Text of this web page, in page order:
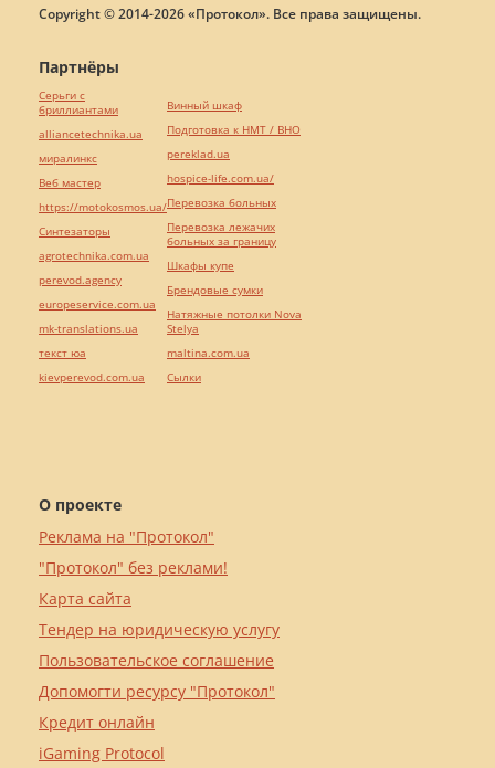
Copyright © 2014-2026 «Протокол». Все права защищены.
О проекте
Реклама на "Протокол"
"Протокол" без реклами!
Карта сайта
Тендер на юридическую услугу
Пользовательское соглашение
Допомогти ресурсу "Протокол"
Кредит онлайн
iGaming Protocol
Партнёры
Серьги с
бриллиантами
alliancetechnika.ua
миралинкс
Веб мастер
https://motokosmos.ua/
Синтезаторы
agrotechnika.com.ua
perevod.agency
europeservice.com.ua
mk-translations.ua
текст юа
kievperevod.com.ua
Винный шкаф
Подготовка к НМТ / ВНО
pereklad.ua
hospice-life.com.ua/
Перевозка больных
Перевозка лежачих
больных за границу
Шкафы купе
Брендовые сумки
Натяжные потолки Nova
Stelya
maltina.com.ua
Cылки